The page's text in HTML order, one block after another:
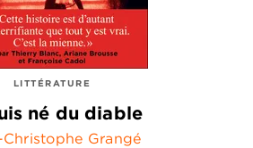
LITTÉRATURE
né du diable
Christophe Grangé